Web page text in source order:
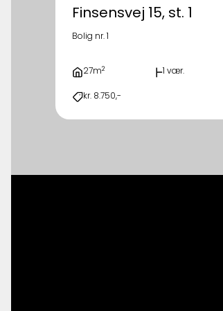
Finsensvej 15, st. 1
Bolig nr. 1
27m2 1 vær.
kr. 8.750,-